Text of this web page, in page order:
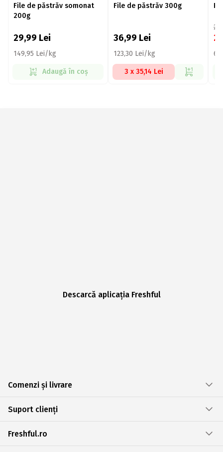
File de păstrăv somonat
200g
29,99 Lei
149,95 Lei/kg
Adaugă în coș
File de păstrăv 300g
36,99 Lei
123,30 Lei/kg
3 x 35,14 Lei
Descarcă aplicația Freshful
Comenzi și livrare
Suport clienți
Freshful.ro